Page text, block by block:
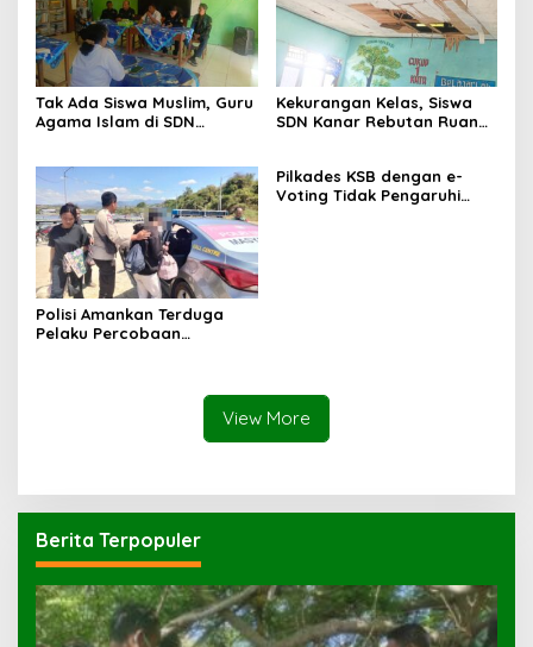
Tak Ada Siswa Muslim, Guru
Agama Islam di SDN
Kekurangan Kelas, Siswa
SDN Kanar Rebutan Ruang
Polisi Amankan Terduga
Pelaku Percobaan
Pilkades KSB dengan e-
Voting Tidak Pengaruhi
View More
Berita Terpopuler